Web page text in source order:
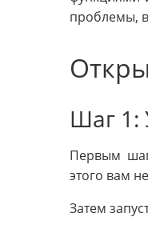
проблемы,
Шаг 1:
Первым
этого вам
Затем